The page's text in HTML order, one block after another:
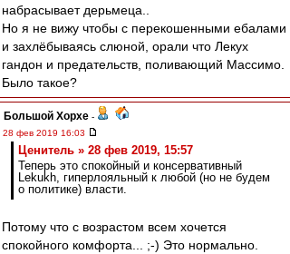
набрасывает дерьмеца..
Но я не вижу чтобы с перекошенными ебалами
и захлёбываясь слюной, орали что Лекух
гандон и предательств, поливающий Массимо.
Было такое?
Большой Хорхе -
28 фев 2019 16:03
Ценитель » 28 фев 2019, 15:57
Теперь это спокойный и консервативный
Lekukh, гиперлояльный к любой (но не будем
о политике) власти.
Потому что с возрастом всем хочется
спокойного комфорта... ;-) Это нормально.